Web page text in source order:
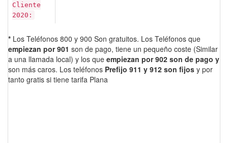
Cliente
2020:
* Los Teléfonos 800 y 900 Son gratuitos. Los Teléfonos que
empiezan por 901 son de pago, tiene un pequeño coste (Similar
a una llamada local) y los que empiezan por 902 son de pago y
son más caros. Los teléfonos Prefijo 911 y 912 son fijos y por
tanto gratis si tiene tarifa Plana